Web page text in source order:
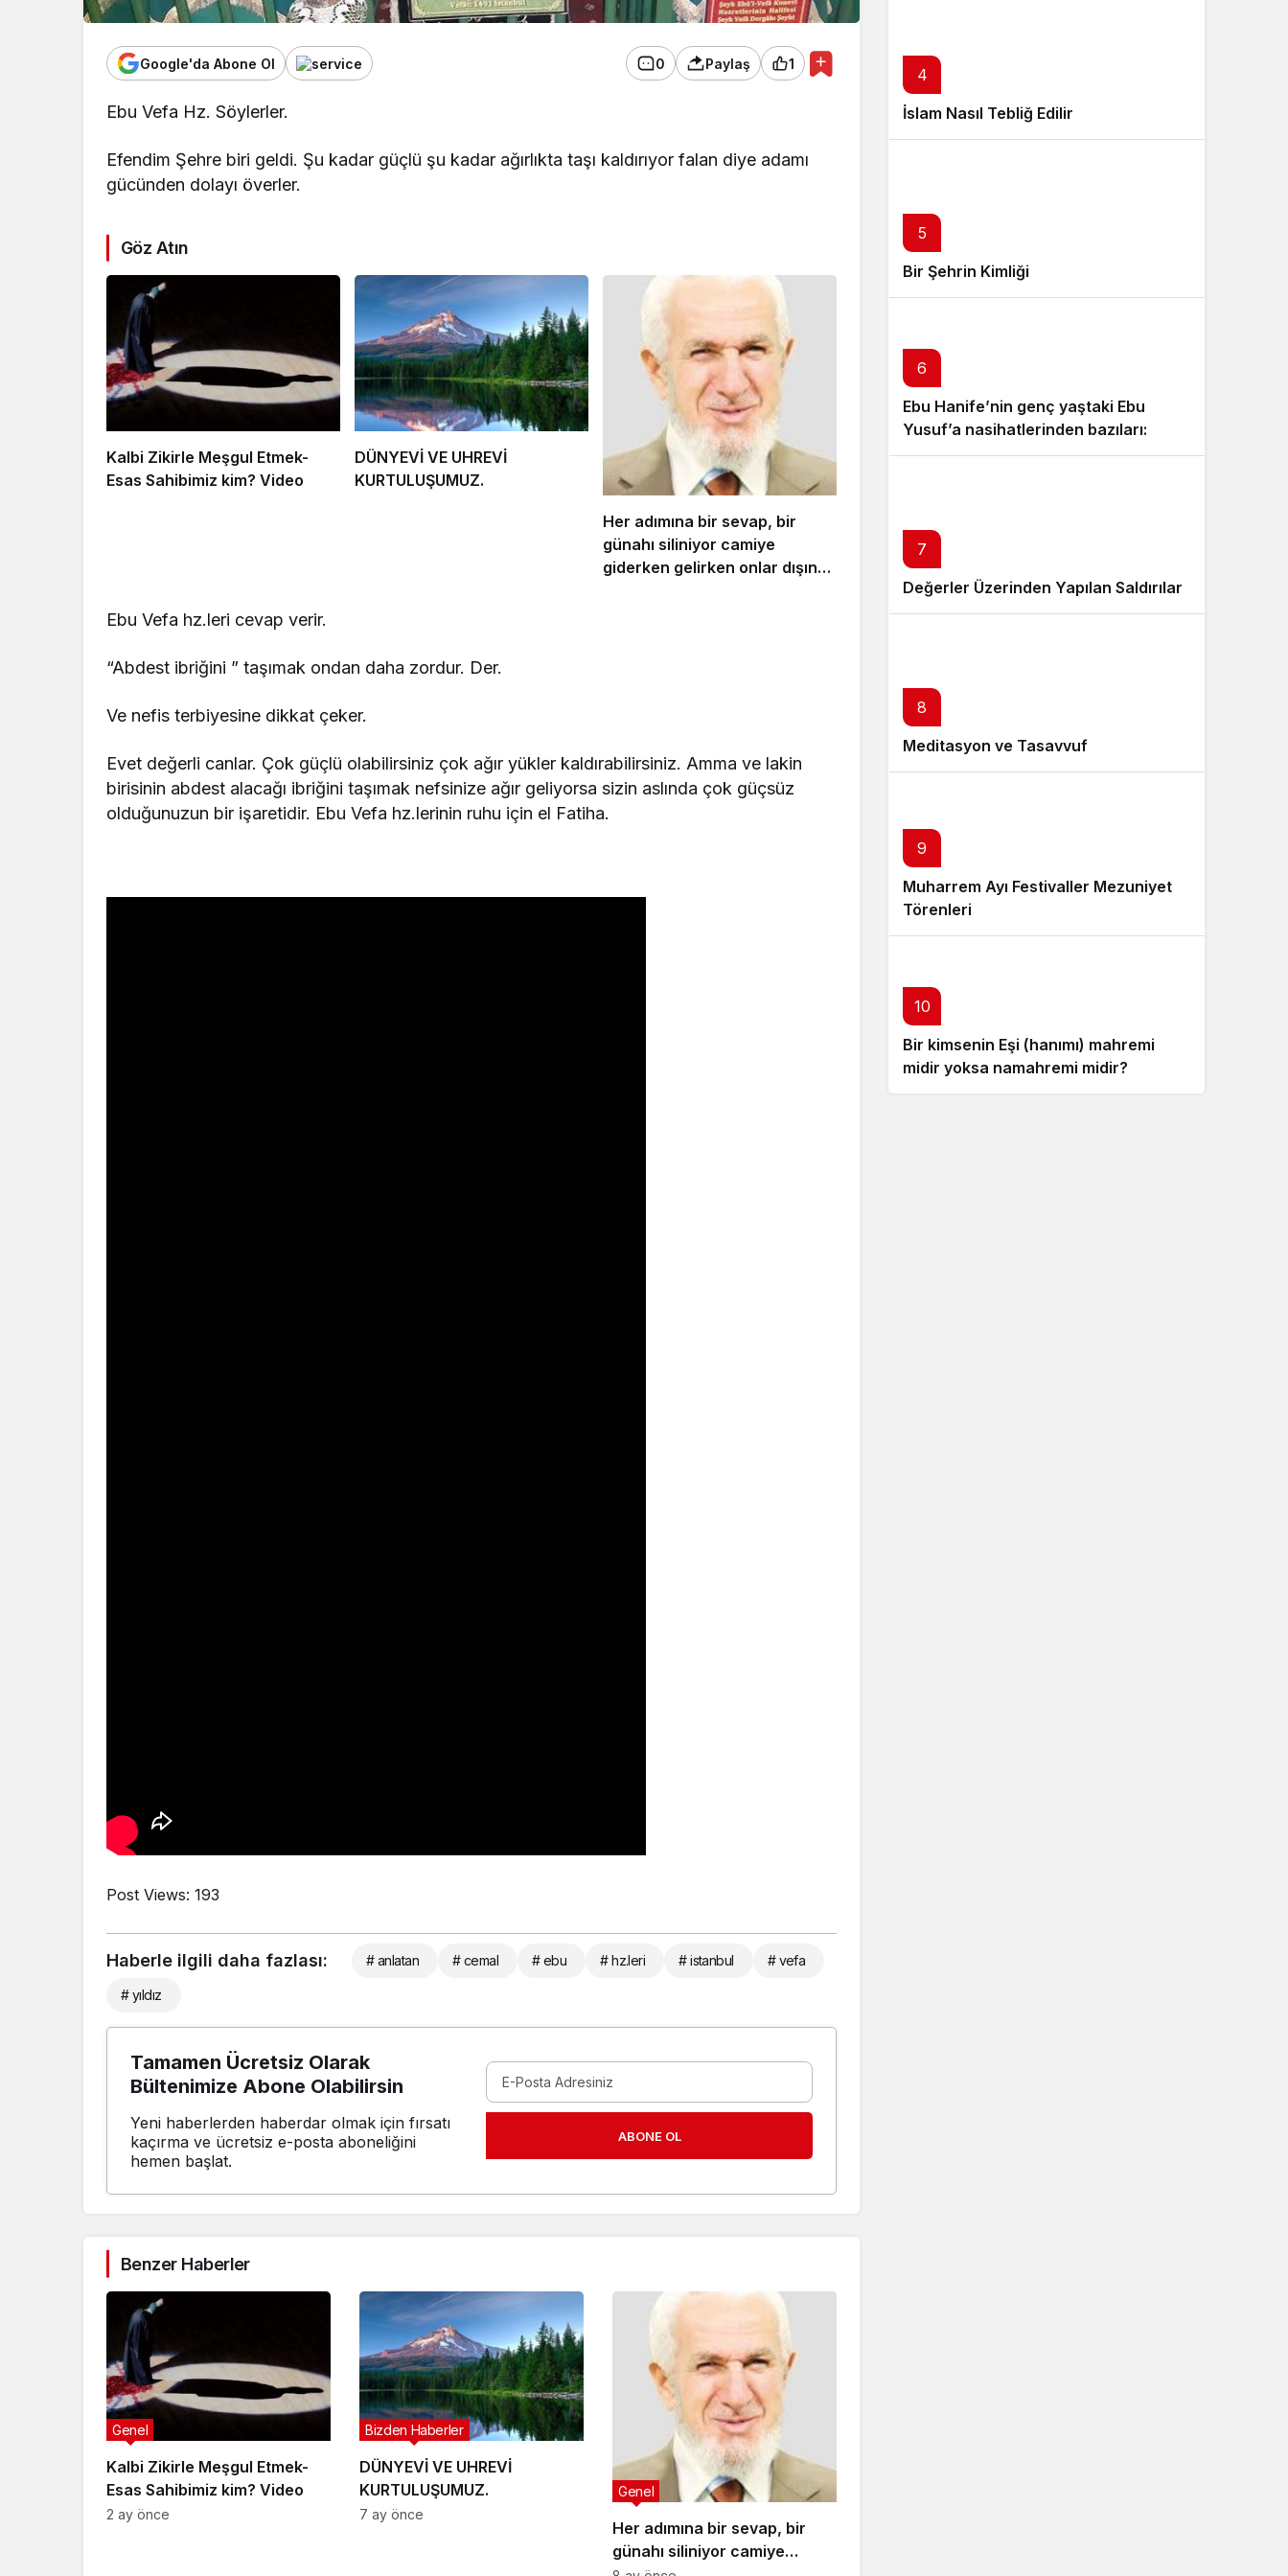
Google'da Abone Ol 0 Paylaş 1
Ebu Vefa Hz. Söylerler.
Efendim Şehre biri geldi. Şu kadar güçlü şu kadar ağırlıkta taşı kaldırıyor falan diye adamı
gücünden dolayı överler.
Göz Atın
Kalbi Zikirle Meşgul Etmek-
Esas Sahibimiz kim? Video
DÜNYEVİ VE UHREVİ
KURTULUŞUMUZ.
Her adımına bir sevap, bir
günahı siliniyor camiye
giderken gelirken onlar dışında
Ebu Vefa hz.leri cevap verir.
“Abdest ibriğini ” taşımak ondan daha zordur. Der.
Ve nefis terbiyesine dikkat çeker.
Evet değerli canlar. Çok güçlü olabilirsiniz çok ağır yükler kaldırabilirsiniz. Amma ve lakin
birisinin abdest alacağı ibriğini taşımak nefsinize ağır geliyorsa sizin aslında çok güçsüz
olduğunuzun bir işaretidir. Ebu Vefa hz.lerinin ruhu için el Fatiha.
Post Views: 193
Haberle ilgili daha fazlası: # anlatan # cemal # ebu # hz.leri # istanbul # vefa
# yıldız
Tamamen Ücretsiz Olarak
Bültenimize Abone Olabilirsin
Yeni haberlerden haberdar olmak için fırsatı
kaçırma ve ücretsiz e-posta aboneliğini
hemen başlat.
ABONE OL
Benzer Haberler
Kalbi Zikirle Meşgul Etmek-
Esas Sahibimiz kim? Video
Genel
2 ay önce
DÜNYEVİ VE UHREVİ
KURTULUŞUMUZ.
Bizden Haberler
7 ay önce
Her adımına bir sevap, bir
günahı siliniyor camiye
Genel
4
İslam Nasıl Tebliğ Edilir
5
Bir Şehrin Kimliği
6
Ebu Hanife’nin genç yaştaki Ebu
Yusuf’a nasihatlerinden bazıları:
7
Değerler Üzerinden Yapılan Saldırılar
8
Meditasyon ve Tasavvuf
9
Muharrem Ayı Festivaller Mezuniyet
Törenleri
10
Bir kimsenin Eşi (hanımı) mahremi
midir yoksa namahremi midir?